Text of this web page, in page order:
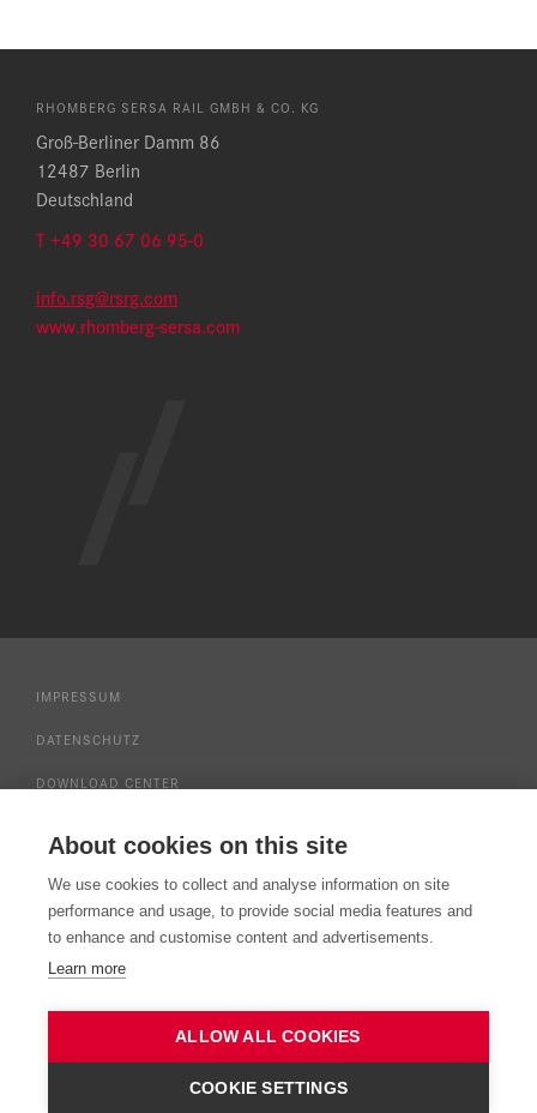
RHOMBERG SERSA RAIL GMBH & CO. KG
Groß-Berliner Damm 86
12487 Berlin
Deutschland
T+49 30 67 06 95-0
info.rsg@rsrg.com
www.rhomberg-sersa.com
IMPRESSUM
DATENSCHUTZ
DOWNLOAD CENTER
NEWSLETTERANMELDUNG
About cookies on this site
We use cookies to collect and analyse information on site
performance and usage, to provide social media features and
to enhance and customise content and advertisements.
Learn more
ALLOW ALL COOKIES
COOKIE SETTINGS